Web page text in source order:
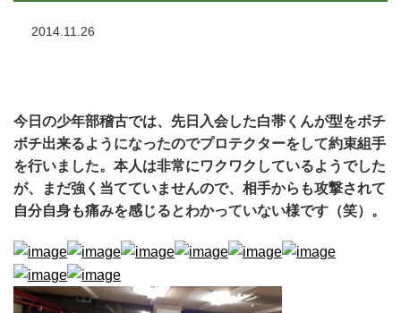
2014.11.26
今日の少年部稽古では、先日入会した白帯くんが型をボチ
ボチ出来るようになったのでプロテクターをして約束組手
を行いました。本人は非常にワクワクしているようでした
が、まだ強く当てていませんので、相手からも攻撃されて
自分自身も痛みを感じるとわかっていない様です（笑）。